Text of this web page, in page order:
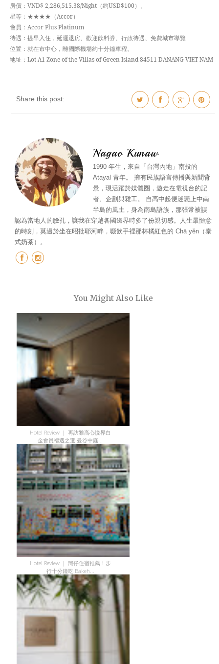
房價：VND$ 2,286,515.38/Night（約USD$100）。
星等：★★★★（Accor）
會員：Accor Plus Platinum
待遇：提早入住，延遲退房、歡迎飲料券、行政待遇、免費城市導覽
位置：就在市中心，離國際機場約十分鐘車程。
地址：Lot A1 Zone of the Villas of Green Island 84511 DANANG VIET NAM
Share this post:
Nagao Kunaw
1990 年生，來自「台灣內地」南投的
Atayal 青年。 擁有民族語言傳播與新聞背
景，現活躍於媒體圈，遊走在電視台的記
者、企劃與雜工。 自高中起便迷戀上中南
半島的風土，身為南島語族，那張常被誤
認為當地人的臉孔，讓我在穿越各國邊界時多了份親切感。人生最愜意
的時刻，莫過於坐在昭批耶河畔，啜飲手裡那杯橘紅色的 Chā yĕn（泰
式奶茶）。
You Might Also Like
Hotel Review ｜ 再訪雅高心悦界白
金會員禮遇之選 曼谷中庭...
Hotel Review ｜ 灣仔住宿推薦！步
行十分鐘吃 Bakeh...